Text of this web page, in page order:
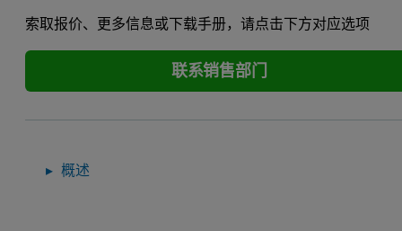
索取报价、更多信息或下载手册，请点击下方对应选项
联系销售部门
概述